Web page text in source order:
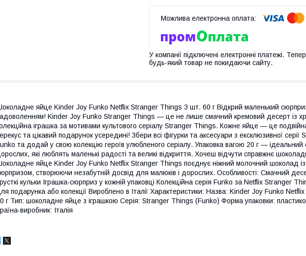
У компанії підключені електронні платежі.
будь-який товар не покидаючи сайту.
яйце Kinder Joy Funko Netflix Stranger Things 3 шт. 60 г Відкрий маленький
Kinder Joy Funko Stranger Things — це не лише смачний кремовий десерт із
іграшка за мотивами культового серіалу Stranger Things. Кожне яйце — це
та цікавий подарунок усередині! Збери всі фігурки та аксесуари з ексклюзивної серії
та додай у свою колекцію героїв улюбленого серіалу. Упаковка вагою 20 г —
які люблять маленькі радості та великі відкриття. Хочеш відчути справжнє
яйце Kinder Joy Funko Netflix Stranger Things поєднує ніжний молочний шоколад із
створюючи незабутній досвід для малюків і дорослих. Особливості: Смачний
кульки Іграшка-сюрприз у кожній упаковці Колекційна серія Funko за Netflix Stranger
подарунка або колекції Вироблено в Італії Характеристики: Назва: Kinder Joy Funko
г Тип: шоколадне яйце з іграшкою Серія: Stranger Things (Funko) Форма упаковки:
виробник: Італія